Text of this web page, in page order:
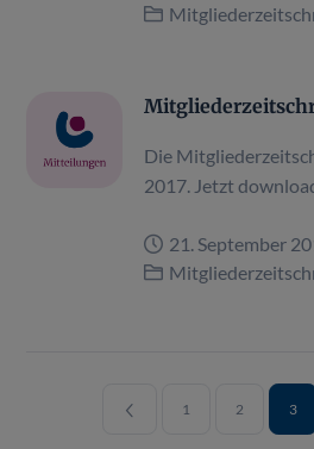
Die
2017. Jetzt
21. September
1 2 3